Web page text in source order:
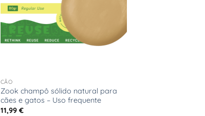
CÃO
Zook champô sólido natural para
cães e gatos – Uso frequente
11,99 €